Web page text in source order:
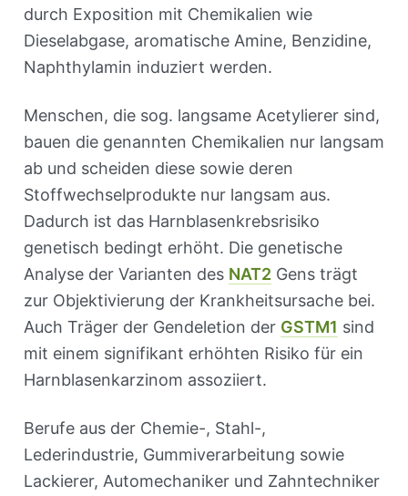
durch Exposition mit Chemikalien wie
Dieselabgase, aromatische Amine, Benzidine,
Naphthylamin induziert werden.
Menschen, die sog. langsame Acetylierer sind,
bauen die genannten Chemikalien nur langsam
ab und scheiden diese sowie deren
Stoffwechselprodukte nur langsam aus.
Dadurch ist das Harnblasenkrebsrisiko
genetisch bedingt erhöht. Die genetische
Analyse der Varianten des NAT2 Gens trägt
zur Objektivierung der Krankheitsursache bei.
Auch Träger der Gendeletion der GSTM1 sind
mit einem signifikant erhöhten Risiko für ein
Harnblasenkarzinom assoziiert.
Berufe aus der Chemie-, Stahl-,
Lederindustrie, Gummiverarbeitung sowie
Lackierer, Automechaniker und Zahntechniker